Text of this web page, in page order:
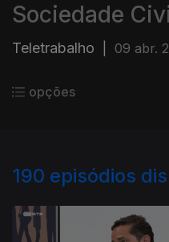
Sociedade
Teletrabalho 09 abr.
opções
190 episódios